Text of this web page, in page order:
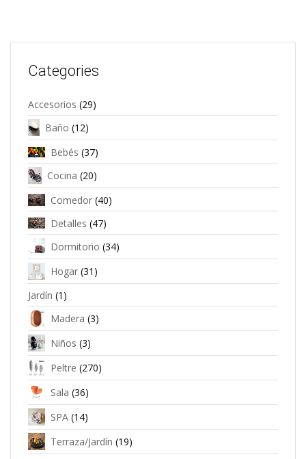
Categories
Accesorios (29)
Baño (12)
Bebés (37)
Cocina (20)
Comedor (40)
Detalles (47)
Dormitorio (34)
Hogar (31)
Jardín (1)
Madera (3)
Niños (3)
Peltre (270)
Sala (36)
SPA (14)
Terraza/Jardín (19)